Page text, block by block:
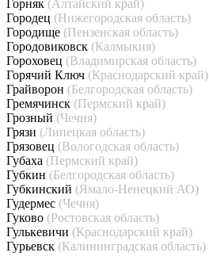
Горняк (Алтайский край)
Городец (Нижегородская область)
Городище (Пензенская область)
Городовиковск (Калмыкия)
Гороховец (Владимирская область)
Горячий Ключ (Краснодарский край)
Грайворон (Белгородская область)
Гремячинск (Пермский край)
Грозный (Чечня)
Грязи (Липецкая область)
Грязовец (Вологодская область)
Губаха (Пермский край)
Губкин (Белгородская область)
Губкинский (Ямало-Ненецкий АО)
Гудермес (Чечня)
Гуково (Ростовская область)
Гулькевичи (Краснодарский край)
Гурьевск (Калининградская область)